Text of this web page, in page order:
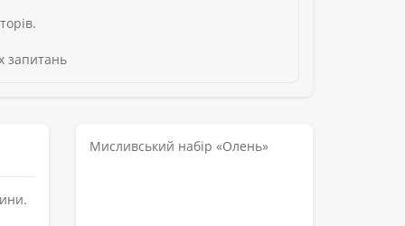
запитань
Мисливський набір «Олень»